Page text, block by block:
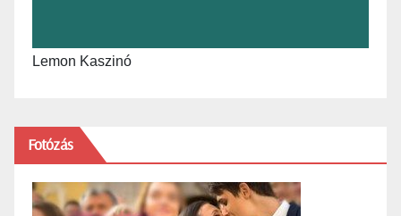
Lemon Kaszinó
Fotózás